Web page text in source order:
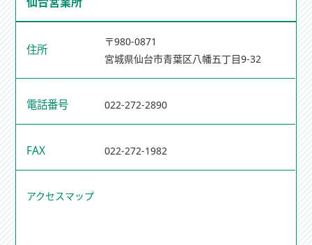
住所
〒980-0871
宮城県仙台市青葉区八幡五丁目9-32
電話番号 022-272-2890
FAX 022-272-1982
アクセスマップ